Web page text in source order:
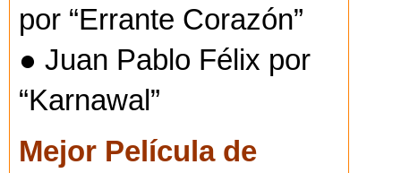
por “Errante Corazón”
● Juan Pablo Félix por
“Karnawal”
Mejor Película de